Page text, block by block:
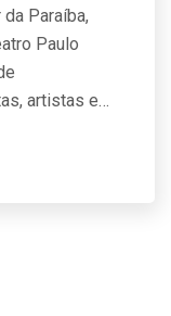
Paraíba,
Paulo
artistas e…